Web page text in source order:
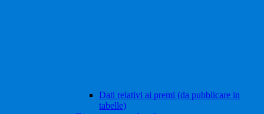
Dati relativi ai premi (da pubblicare in
tabelle)